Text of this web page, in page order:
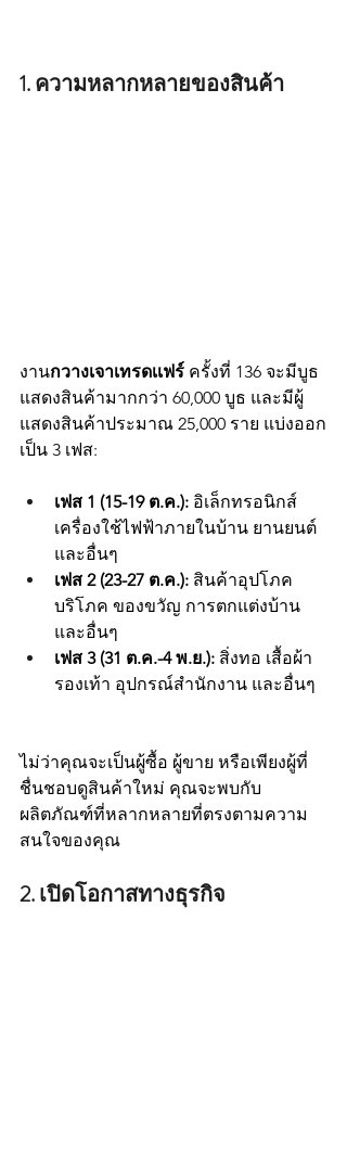
1. ความหลากหลายของสินค้า
งานกวางเจาเทรดเเฟร์ ครั้งที่ 136 จะมีบูธ
แสดงสินค้ามากกว่า 60,000 บูธ และมีผู้
แสดงสินค้าประมาณ 25,000 ราย แบ่งออก
เป็น 3 เฟส:
เฟส 1 (15-19 ต.ค.): อิเล็กทรอนิกส์
เครื่องใช้ไฟฟ้าภายในบ้าน ยานยนต์
และอื่นๆ
เฟส 2 (23-27 ต.ค.): สินค้าอุปโภค
บริโภค ของขวัญ การตกแต่งบ้าน
และอื่นๆ
เฟส 3 (31 ต.ค.-4 พ.ย.): สิ่งทอ เสื้อผ้า
รองเท้า อุปกรณ์สำนักงาน และอื่นๆ
ไม่ว่าคุณจะเป็นผู้ซื้อ ผู้ขาย หรือเพียงผู้ที่
ชื่นชอบดูสินค้าใหม่ คุณจะพบกับ
ผลิตภัณฑ์ที่หลากหลายที่ตรงตามความ
สนใจของคุณ
2. เปิดโอกาสทางธุรกิจ